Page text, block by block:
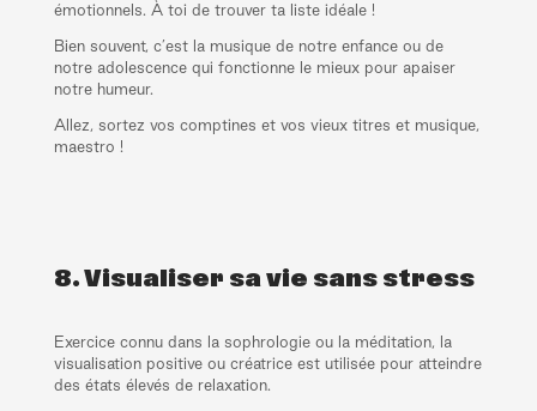
émotionnels. À toi de trouver ta liste idéale !
Bien souvent, c’est la musique de notre enfance ou de
notre adolescence qui fonctionne le mieux pour apaiser
notre humeur.
Allez, sortez vos comptines et vos vieux titres et musique,
maestro !
8. Visualiser sa vie sans stress
Exercice connu dans la sophrologie ou la méditation, la
visualisation positive ou créatrice est utilisée pour atteindre
des états élevés de relaxation.